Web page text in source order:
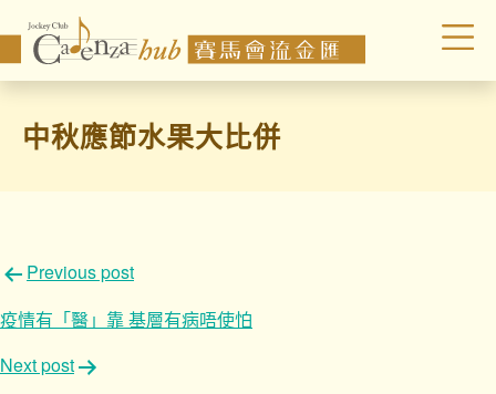
中秋應節水果大比併
文
章
導
覽
Previous post
疫情有「醫」靠 基層有病唔使怕
Next post